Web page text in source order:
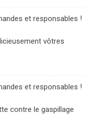
et responsables !
vôtres
et responsables !
contre le gaspillage